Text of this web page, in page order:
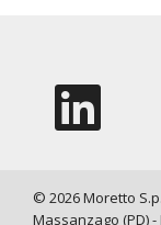
© 2026 Moretto
Massanzago (PD) -